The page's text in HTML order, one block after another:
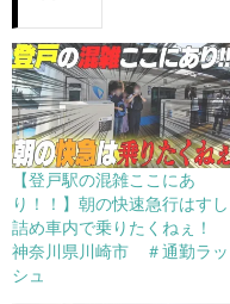
【登戸駅の混雑ここにあ
り！！】朝の快速急行はすし
詰め車内で乗りたくねぇ！
神奈川県川崎市 ＃通勤ラッ
シュ